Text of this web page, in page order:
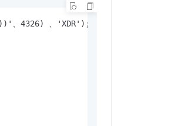
、4326) 、'XDR');